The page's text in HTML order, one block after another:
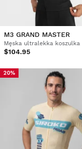
M3 GRAND MASTER
$104.95
20%